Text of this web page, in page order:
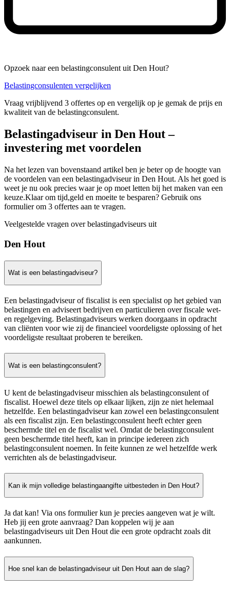
Opzoek naar een belastingconsulent uit Den Hout?
Belastingconsulenten vergelijken
Vraag vrijblijvend 3 offertes op en vergelijk op je gemak de prijs en
kwaliteit van de belastingconsulent.
Belastingadviseur in Den Hout –
investering met voordelen
Na het lezen van bovenstaand artikel ben je beter op de hoogte van
de voordelen van een belastingadviseur in Den Hout. Als het goed is
weet je nu ook precies waar je op moet letten bij het maken van een
keuze.Klaar om tijd,geld en moeite te besparen? Gebruik ons
formulier om 3 offertes aan te vragen.
Veelgestelde vragen over belastingadviseurs uit
Den Hout
Wat is een belastingadviseur?
Een belastingadviseur of fiscalist is een specialist op het gebied van
belastingen en adviseert bedrijven en particulieren over fiscale wet-
en regelgeving. Belastingadviseurs werken doorgaans in opdracht
van cliënten voor wie zij de financieel voordeligste oplossing of het
voordeligste resultaat proberen te bereiken.
Wat is een belastingconsulent?
U kent de belastingadviseur misschien als belastingconsulent of
fiscalist. Hoewel deze titels op elkaar lijken, zijn ze niet helemaal
hetzelfde. Een belastingadviseur kan zowel een belastingconsulent
als een fiscalist zijn. Een belastingconsulent heeft echter geen
beschermde titel en de fiscalist wel. Omdat de belastingconsulent
geen beschermde titel heeft, kan in principe iedereen zich
belastingconsulent noemen. In feite kunnen ze wel hetzelfde werk
verrichten als de belastingadviseur.
Kan ik mijn volledige belastingaangifte uitbesteden in Den Hout?
Ja dat kan! Via ons formulier kun je precies aangeven wat je wilt.
Heb jij een grote aanvraag? Dan koppelen wij je aan
belastingadviseurs uit Den Hout die een grote opdracht zoals dit
aankunnen.
Hoe snel kan de belastingadviseur uit Den Hout aan de slag?